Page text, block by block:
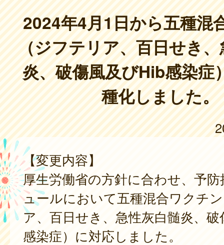
2024年4月1日から五種混
（ジフテリア、百日せき
炎、破傷風及びHib感染症
種化しました。
【変更内容】
厚生労働省の方針に合わせ、予
ュールにおいて五種混合ワクチ
ア、百日せき、急性灰白髄炎、
感染症）に対応しました。